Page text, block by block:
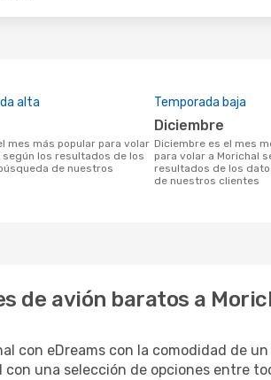
alta
según los resultados de los
de nuestros
Temporada baja
diciembre
diciembre es el mes menos popular
para volar a Morichal
resultados de los
de nuestros clientes
de avión baratos a
con eDreams con la comodidad de
una selección de opciones entre